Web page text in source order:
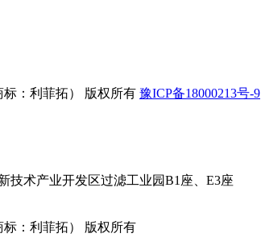
标：利菲拓） 版权所有 豫ICP备18000213号-9
技术产业开发区过滤工业园B1座、E3座
标：利菲拓） 版权所有